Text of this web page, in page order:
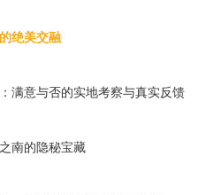
绝美交融
满意与否的实地考察与真实反馈
南的隐秘宝藏